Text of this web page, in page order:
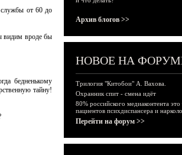
службы от 60 до
видим вроде бы
бедненькому
тайну!
Архив блогов >>
НОВОЕ НА
Трилогия "Китобои" А. Вахова.
Охранник спит - смена идёт
80% российского медиаконтента это
пациентов психдиспансера и
Перейти на форум >>